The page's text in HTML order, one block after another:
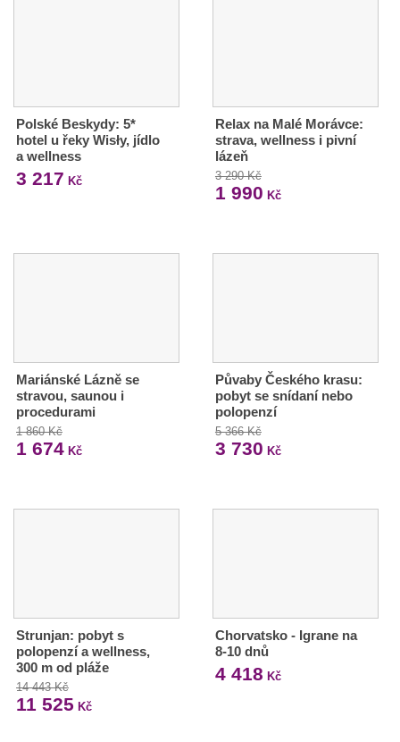
Polské Beskydy: 5*
hotel u řeky Wisły, jídlo
a wellness
3 217 Kč
Relax na Malé Morávce:
strava, wellness i pivní
lázeň
3 290 Kč
1 990 Kč
Mariánské Lázně se
stravou, saunou i
procedurami
1 860 Kč
1 674 Kč
Půvaby Českého krasu:
pobyt se snídaní nebo
polopenzí
5 366 Kč
3 730 Kč
Strunjan: pobyt s
polopenzí a wellness,
300 m od pláže
14 443 Kč
11 525 Kč
Chorvatsko - Igrane na
8-10 dnů
4 418 Kč